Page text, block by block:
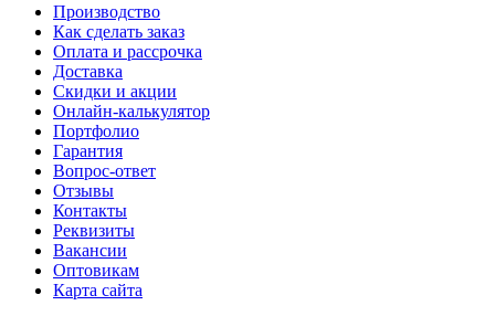
Производство
Как сделать заказ
Оплата и рассрочка
Доставка
Скидки и акции
Онлайн-калькулятор
Портфолио
Гарантия
Вопрос-ответ
Отзывы
Контакты
Реквизиты
Вакансии
Оптовикам
Карта сайта